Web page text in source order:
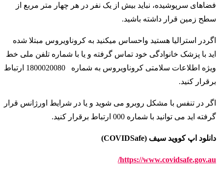
فضاهای سرپوشیده، نباید بیش از یک نفر در هر چهار متر مربع از
سطح زمین قرار داشته باشید.
اگردر استرالیا هستید واحساس میکنید به کروناویروس مبتلا شده
اید با پزشک خانوادگی خود تماس گرفته و یا با شماره تلفن ملی خط
ویژه اطلاعات سلامتی کروناویروس به شماره
1800020080 ارتباط
برقرار کنید.
اگر در تنفس با مشکل روبرو می شوید و یا در شرایط اورژانس قرار
گرفته اید می توانید با شماره 000 ارتباط برقرار کنید
.
دانلود اپ کووید سیف (COVIDSafe)
https://www.covidsafe.gov.au/